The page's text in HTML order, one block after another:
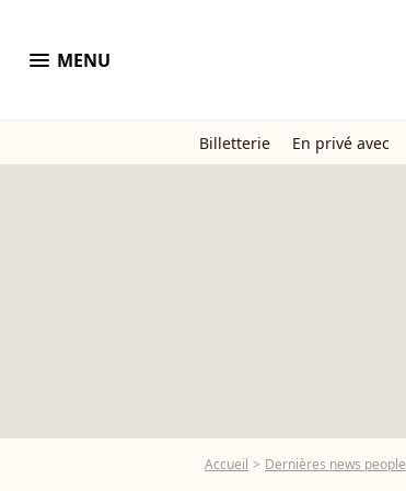
menu MENU
Billetterie En privé avec
Accueil Dernières news people